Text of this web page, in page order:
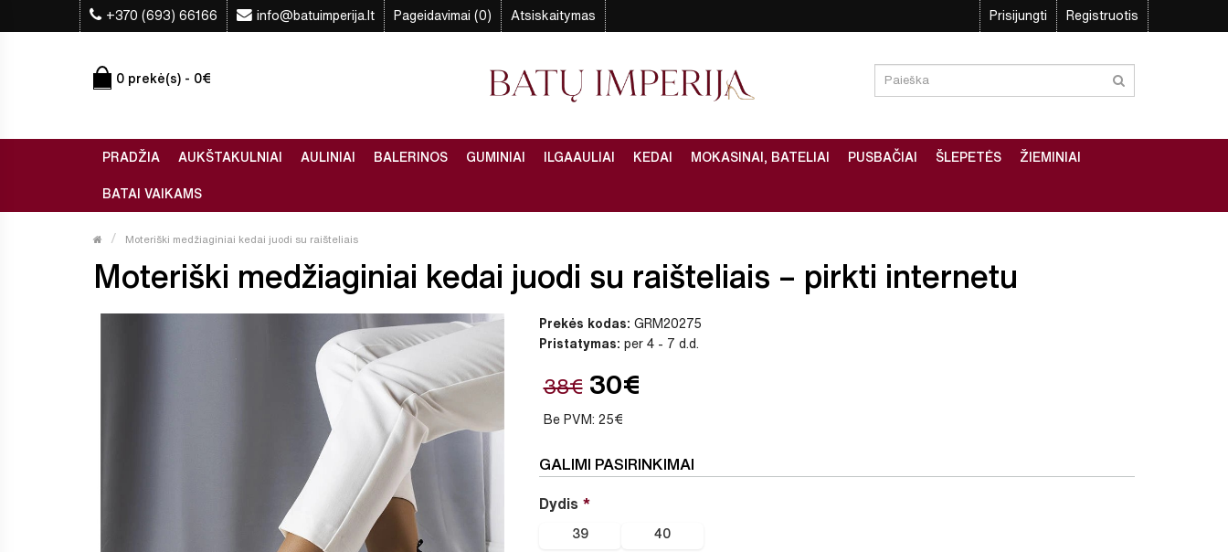
+370 (693) 66166 info@batuimperija.lt Pageidavimai (0) Atsiskaitymas Prisijungti Registruotis
0 prekė(s) - 0€
PRADŽIA AUKŠTAKULNIAI AULINIAI BALERINOS GUMINIAI ILGAAULIAI KEDAI MOKASINAI, BATELIAI PUSBAČIAI ŠLEPETĖS ŽIEMINIAI
BATAI VAIKAMS
Moteriški medžiaginiai kedai juodi su raišteliais
Moteriški medžiaginiai kedai juodi su raišteliais – pirkti internetu
Prekės kodas: GRM20275
Pristatymas: per 4 - 7 d.d.
38€ 30€
Be PVM: 25€
GALIMI PASIRINKIMAI
Dydis
39 40